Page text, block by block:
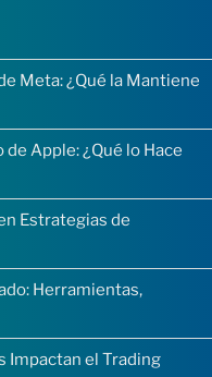
Meta: ¿Qué la Mantiene
Apple: ¿Qué lo Hace
Estrategias de
Herramientas,
Impactan el Trading